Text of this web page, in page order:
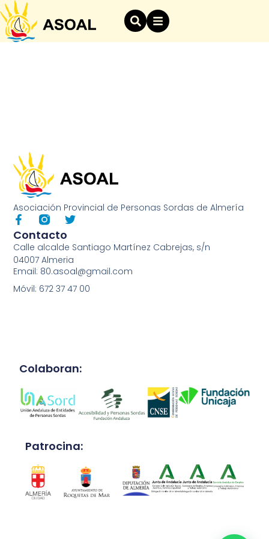
Asociación Provincial de Personas Sordas de Almería
Contacto
Calle alcalde Santiago Martínez Cabrejas, s/n
04007 Almeria
Email: 80.asoal@gmail.com
Móvil: 672 37 47 00
Colaboran:
Patrocina: